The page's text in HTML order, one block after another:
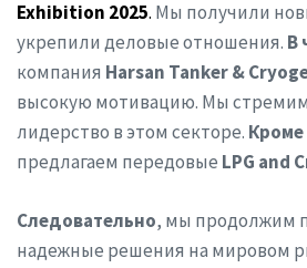
Exhibition 2025. Мы получили
укрепили деловые отношения. В
компания Harsan Tanker &
высокую мотивацию. Мы
лидерство в этом секторе. Кроме
предлагаем передовые LPG and
Следовательно, мы продолжим
надежные решения на мировом